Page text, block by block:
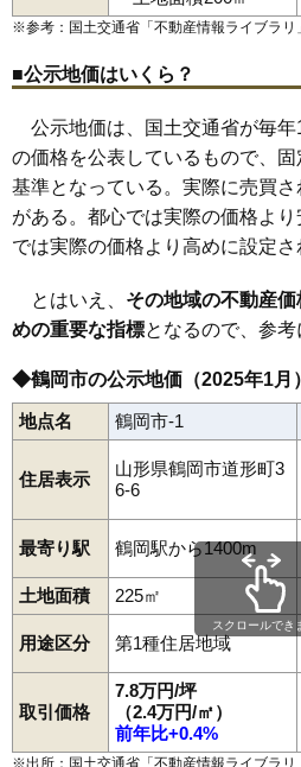
81 水沢 5.0万円
83 羽黒町赤川 4.7万円
84 藤島 4.6万円
85 三瀬 4.6万円
86 藤浪 4.6万円
87 上藤島 4.3万円
88 白山 4.2万円
89 鼠ケ関 4.0万円
90 湯野浜 4.0万円
92 覚岸寺 3.3万円
93 中田
西目 3.2万円
加茂
3.1万円
98 文下 3.0万円
99 羽黒町荒川 2.9万円
100 藤沢 2.9万円
101 常盤木
下清水
※参考：国土交通省「不動産情報ライブラリ
■公示地価はいくら？
公示地価は、国土交通省が毎年
の価格を公表しているもので、
基準となっている。実際に売買
がある。都心では実際の価格よ
では実際の価格より高めに設定さ
とはいえ、 その地域の不動産
めの重要な指標となるので、参考
◆鶴岡市の公示地価（2025年1月）
地点名 鶴岡市-1
住居表示
山形県鶴岡市道形町3
6-6
最寄り駅 鶴岡駅から1400m
土地面積 225㎡
用途区分 第1種住居地域
取引価格
7.8万円/坪
（2.4万円/㎡）
前年比+0.4%
スクロールでき
※出所：国土交通省「不動産情報ライブラ
道形町常盤木栃屋
苗津町中清水 中田長沼新形町西荒屋
羽黒町川代 羽黒町黒瀬
羽黒町松尾馬場町日枝東荒屋東岩
松根丸岡美咲町水沢道田町みどり
八色木柳田 矢馳湯温海湯田川 湯野
淀川町若葉町 早田北茅原町
鼠ケ関駅あつみ温泉駅五十川駅三
羽前大山駅 鶴岡駅藤島駅